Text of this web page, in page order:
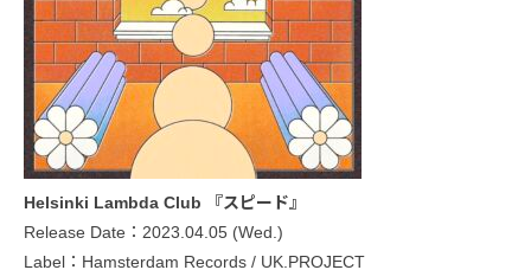
Helsinki Lambda Club 『スピード』
Release Date：2023.04.05 (Wed.)
Label：Hamsterdam Records / UK.PROJECT